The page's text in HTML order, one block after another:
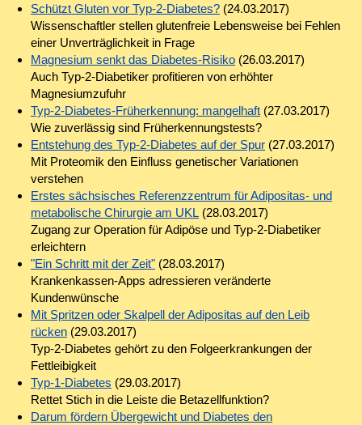
Schützt Gluten vor Typ-2-Diabetes?(24.03.2017)
Wissenschaftler stellen glutenfreie Lebensweise bei Fehlen
einer Unverträglichkeit in Frage
Magnesium senkt das Diabetes-Risiko(26.03.2017)
Auch Typ-2-Diabetiker profitieren von erhöhter
Magnesiumzufuhr
Typ-2-Diabetes-Früherkennung: mangelhaft(27.03.2017)
Wie zuverlässig sind Früherkennungstests?
Entstehung des Typ-2-Diabetes auf der Spur(27.03.2017)
Mit Proteomik den Einfluss genetischer Variationen
verstehen
Erstes sächsisches Referenzzentrum für Adipositas- und
metabolische Chirurgie am UKL(28.03.2017)
Zugang zur Operation für Adipöse und Typ-2-Diabetiker
erleichtern
"Ein Schritt mit der Zeit"(28.03.2017)
Krankenkassen-Apps adressieren veränderte
Kundenwünsche
Mit Spritzen oder Skalpell der Adipositas auf den Leib
rücken(29.03.2017)
Typ-2-Diabetes gehört zu den Folgeerkrankungen der
Fettleibigkeit
Typ-1-Diabetes (29.03.2017)
Rettet Stich in die Leiste die Betazellfunktion?
Darum fördern Übergewicht und Diabetes den